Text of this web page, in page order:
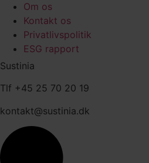
Om os
Kontakt os
Privatlivspolitik
ESG rapport
Sustinia
Tlf +45 25 70 20 19
kontakt@sustinia.dk